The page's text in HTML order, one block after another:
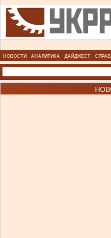
НОВОСТИ АНАЛИТИКА ДАЙДЖЕСТ